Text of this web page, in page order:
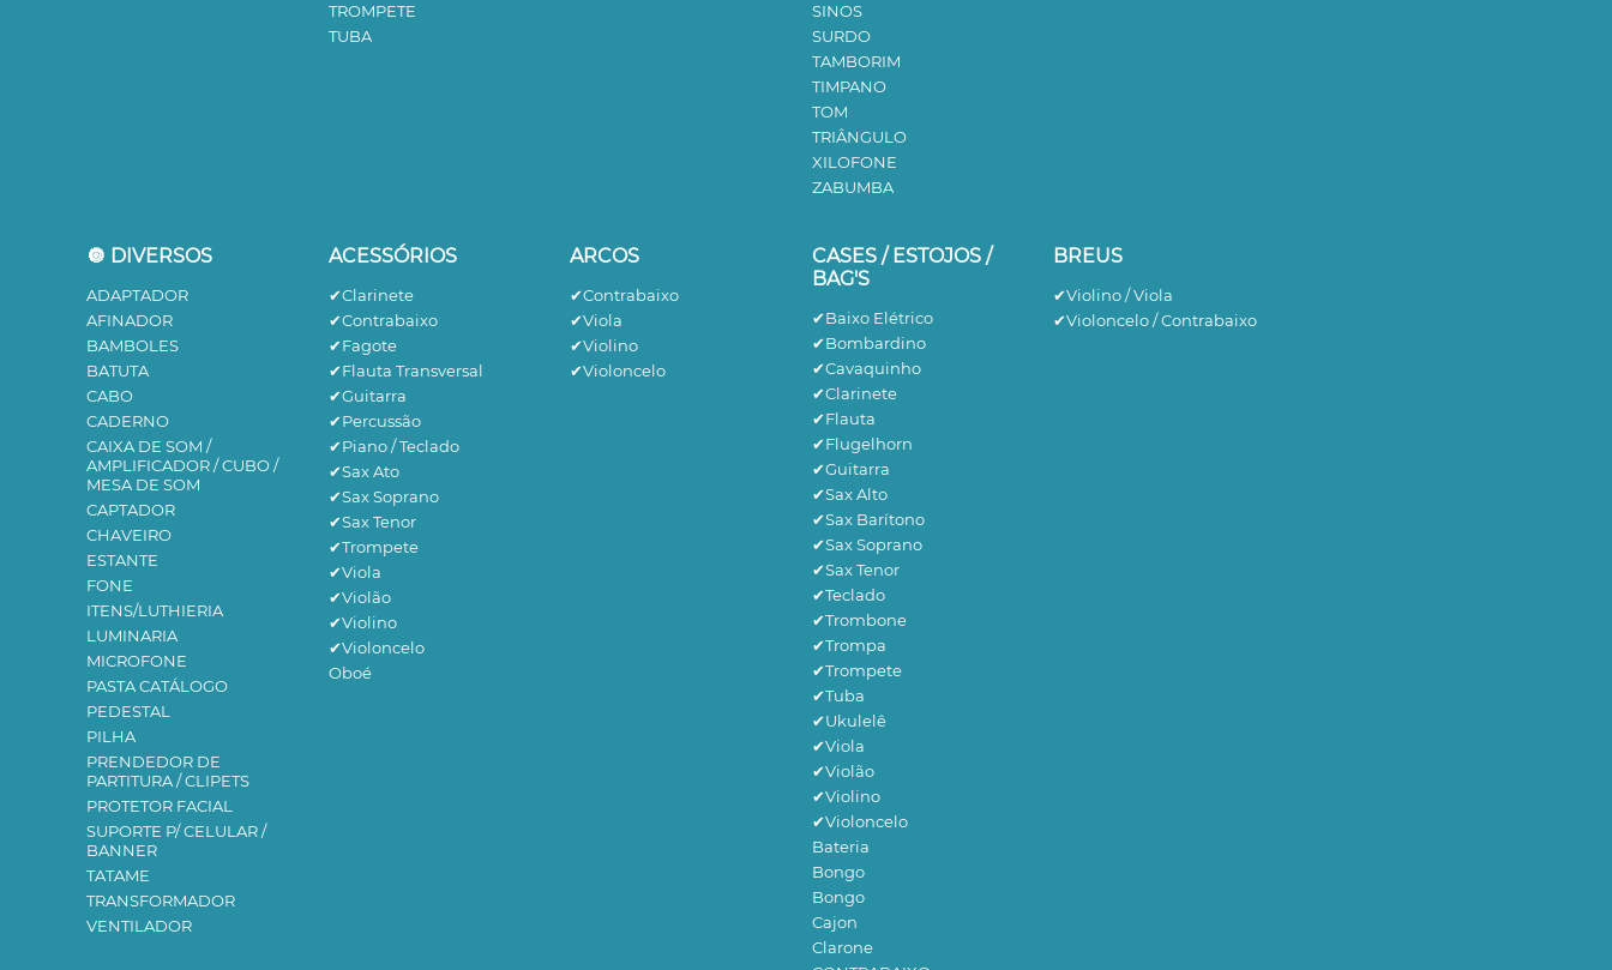
TROMPETE
TUBA
SINOS
SURDO
TAMBORIM
TIMPANO
TOM
TRIÂNGULO
XILOFONE
ZABUMBA
🔘 DIVERSOS
ADAPTADOR
AFINADOR
BAMBOLES
BATUTA
CABO
CADERNO
CAIXA DE SOM /
AMPLIFICADOR / CUBO /
MESA DE SOM
CAPTADOR
CHAVEIRO
ESTANTE
FONE
ITENS/LUTHIERIA
LUMINARIA
MICROFONE
PASTA CATÁLOGO
PEDESTAL
PILHA
PRENDEDOR DE
PARTITURA / CLIPETS
PROTETOR FACIAL
SUPORTE P/ CELULAR /
BANNER
TATAME
TRANSFORMADOR
VENTILADOR
ACESSÓRIOS
✔Clarinete
✔Contrabaixo
✔Fagote
✔Flauta Transversal
✔Guitarra
✔Percussão
✔Piano / Teclado
✔Sax Ato
✔Sax Soprano
✔Sax Tenor
✔Trompete
✔Viola
✔Violão
✔Violino
✔Violoncelo
Oboé
ARCOS
✔Contrabaixo
✔Viola
✔Violino
✔Violoncelo
CASES / ESTOJOS /
BAG'S
✔Baixo Elétrico
✔Bombardino
✔Cavaquinho
✔Clarinete
✔Flauta
✔Flugelhorn
✔Guitarra
✔Sax Alto
✔Sax Barítono
✔Sax Soprano
✔Sax Tenor
✔Teclado
✔Trombone
✔Trompa
✔Trompete
✔Tuba
✔Ukulelê
✔Viola
✔Violão
✔Violino
✔Violoncelo
Bateria
Bongo
Bongo
Cajon
Clarone
BREUS
✔Violino / Viola
✔Violoncelo / Contrabaixo